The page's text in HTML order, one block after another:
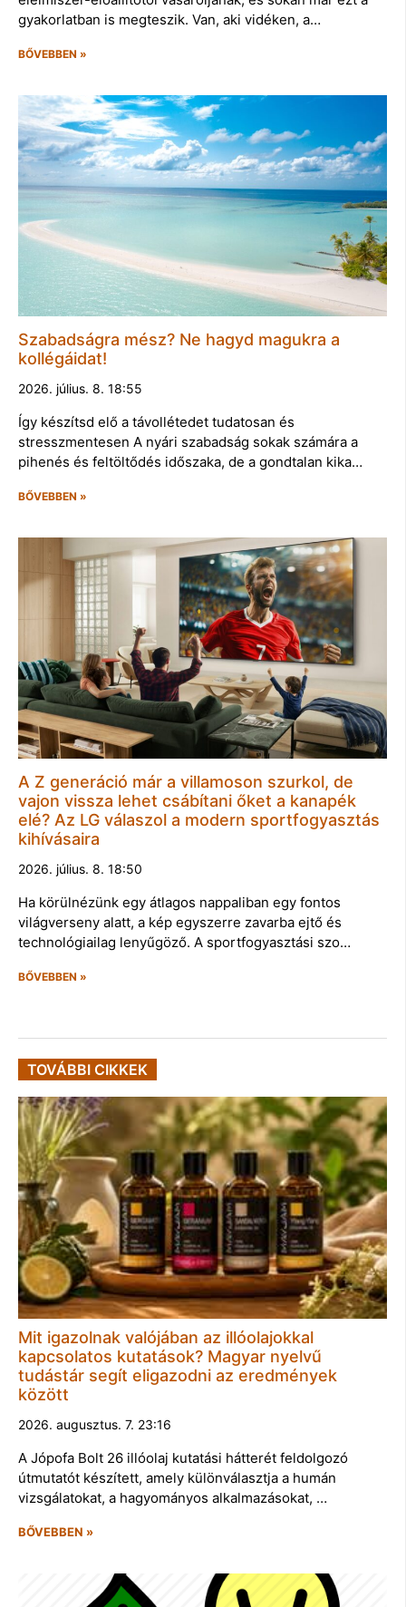
gyakorlatban is megteszik. Van, aki vidéken, a…
BŐVEBBEN »
Szabadságra mész? Ne hagyd magukra a
kollégáidat!
2026. július. 8. 18:55
Így készítsd elő a távollétedet tudatosan és
stresszmentesen A nyári szabadság sokak számára a
pihenés és feltöltődés időszaka, de a gondtalan kika…
BŐVEBBEN »
A Z generáció már a villamoson szurkol, de
vajon vissza lehet csábítani őket a kanapék
elé? Az LG válaszol a modern sportfogyasztás
kihívásaira
2026. július. 8. 18:50
Ha körülnézünk egy átlagos nappaliban egy fontos
világverseny alatt, a kép egyszerre zavarba ejtő és
technológiailag lenyűgöző. A sportfogyasztási szo…
BŐVEBBEN »
TOVÁBBI CIKKEK
Mit igazolnak valójában az illóolajokkal
kapcsolatos kutatások? Magyar nyelvű
tudástár segít eligazodni az eredmények
között
2026. augusztus. 7. 23:16
A Jópofa Bolt 26 illóolaj kutatási hátterét feldolgozó
útmutatót készített, amely különválasztja a humán
vizsgálatokat, a hagyományos alkalmazásokat, …
BŐVEBBEN »